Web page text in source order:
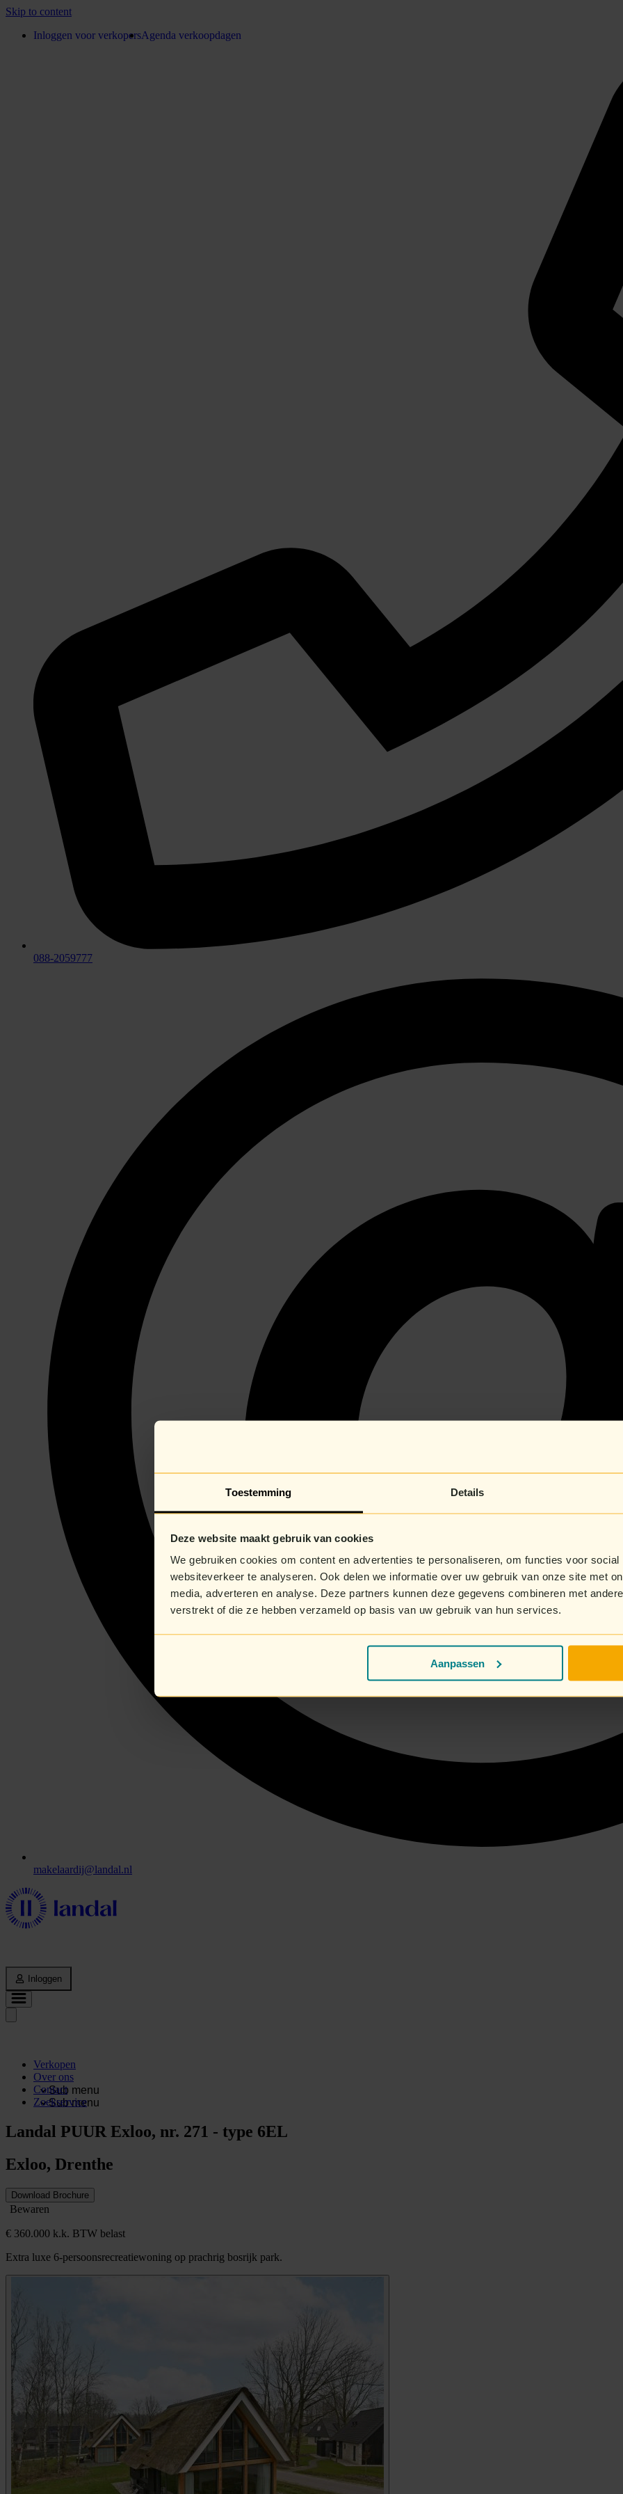
Toestemming Details
Deze website maakt gebruik van cookies
We gebruiken cookies om content en advertenties te personaliseren, om functies voor
websiteverkeer te analyseren. Ook delen we informatie over uw gebruik van onze site met
media, adverteren en analyse. Deze partners kunnen deze gegevens combineren met
verstrekt of die ze hebben verzameld op basis van uw gebruik van hun services.
Aanpassen
Skip to content
Inloggen voor verkopersAgenda verkoopdagen
088-2059777
makelaardij@landal.nl
Inloggen
Verkopen
Over ons
Sub menu
Contact
Sub menu
Zoekservice
Landal PUUR Exloo, nr. 271 - type 6EL
Exloo, Drenthe
Download Brochure
Bewaren
€ 360.000 k.k. BTW belast
Extra luxe 6-persoonsrecreatiewoning op prachrig bosrijk park.